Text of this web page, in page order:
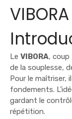
Le VIBORA,
de la souplesse,
Pour le maîtriser,
fondements.
gardant le
répétition.